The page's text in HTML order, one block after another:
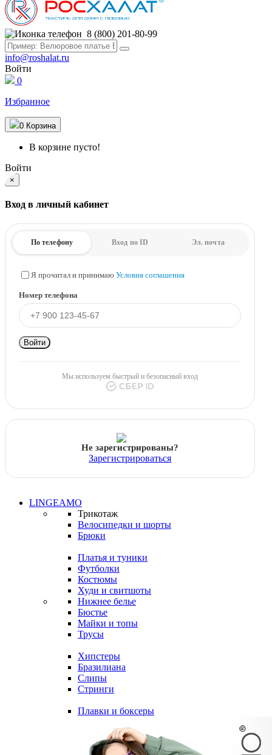
8 (800) 201-80-99
info@roshalat.ru
Войти
0
Избранное
0 Корзина
В корзине пусто!
Войти
×
Вход в личный кабинет
По телефону Вход по ID Эл. почта
Я прочитал и принимаю Условия соглашения
Номер телефона
Войти
Мы используем быстрый и безопасный вход
Не зарегистрированы?
Зарегистрироваться
LINGEAMO
Трикотаж
Велосипедки и шорты
Брюки
Платья и туники
Футболки
Костюмы
Худи и свитшоты
Нижнее белье
Бюстье
Майки и топы
Трусы
Хипстеры
Бразилиана
Слипы
Стринги
Плавки и боксеры